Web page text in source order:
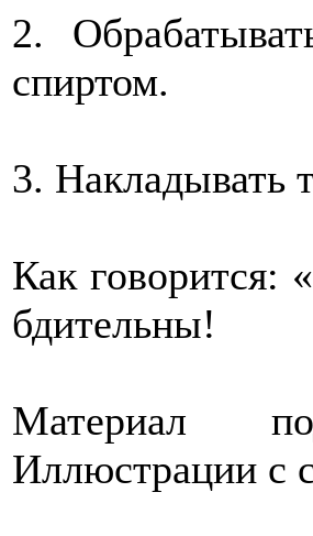
2.
спиртом.
3. Накладывать
Как говорится:
бдительны!
Материал
Иллюстрации с